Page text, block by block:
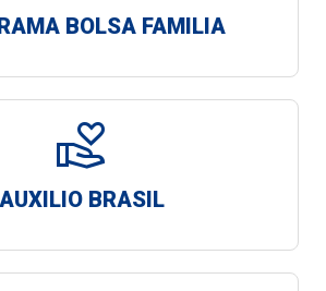
BOLSA FAMILIA
volunteer_activism
AUXILIO BRASIL